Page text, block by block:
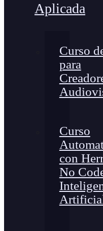
Aplicada
Curso
para
Curso
con
No